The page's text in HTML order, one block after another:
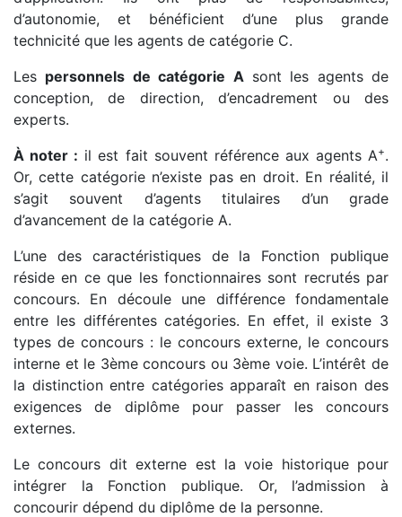
d’autonomie, et bénéficient d’une plus grande
technicité que les agents de catégorie C.
Les personnels de catégorie A sont les agents de
conception, de direction, d’encadrement ou des
experts.
À noter : il est fait souvent référence aux agents A+.
Or, cette catégorie n’existe pas en droit. En réalité, il
s’agit souvent d’agents titulaires d’un grade
d’avancement de la catégorie A.
L’une des caractéristiques de la Fonction publique
réside en ce que les fonctionnaires sont recrutés par
concours. En découle une différence fondamentale
entre les différentes catégories. En effet, il existe 3
types de concours : le concours externe, le concours
interne et le 3ème concours ou 3ème voie. L’intérêt de
la distinction entre catégories apparaît en raison des
exigences de diplôme pour passer les concours
externes.
Le concours dit externe est la voie historique pour
intégrer la Fonction publique. Or, l’admission à
concourir dépend du diplôme de la personne.